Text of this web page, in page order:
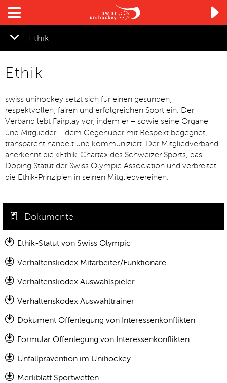

Ethik
Ethik
swiss unihockey setzt sich für einen gesunden,
respektvollen, fairen und erfolgreichen Sport ein. Der
Verband lebt Fairplay vor, indem er – sowie seine Organe
und Mitglieder – dem Gegenüber mit Respekt begegnet,
transparent handelt und kommuniziert. Der Mitgliedverband
anerkennt die «Ethik-Charta» des Schweizer Sports, das
Doping Statut der Swiss Olympic Association und verbreitet
die Ethik-Prinzipien in seinen Mitgliedvereinen.
Dokumente
Ethik-Statut von Swiss Olympic
Verhaltenskodex Mitarbeiter/Funktionäre
Verhaltenskodex Auswahlspieler
Verhaltenskodex Auswahltrainer
Dokument Offenlegung von Interessenkonflikten
Formular Offenlegung von Interessenkonflikten
Unfallprävention im Unihockey
Merkblatt Sportwetten